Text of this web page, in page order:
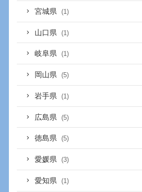
宮城県 (1)
山口県 (1)
岐阜県 (1)
岡山県 (5)
岩手県 (1)
広島県 (5)
徳島県 (5)
愛媛県 (3)
愛知県 (1)